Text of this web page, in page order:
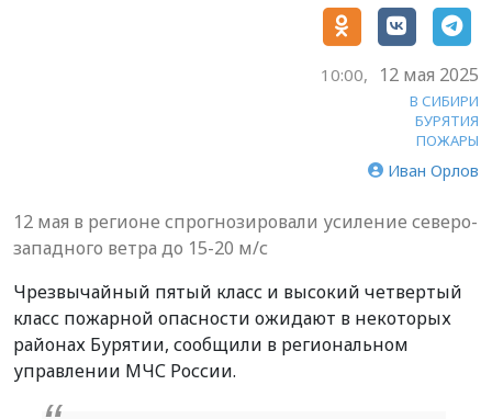
10:00, 12 мая 2025
В СИБИРИ
БУРЯТИЯ
ПОЖАРЫ
Иван Орлов
12 мая в регионе спрогнозировали усиление северо-
западного ветра до 15-20 м/с
Чрезвычайный пятый класс и высокий четвертый
класс пожарной опасности ожидают в некоторых
районах Бурятии, сообщили в региональном
управлении МЧС России.